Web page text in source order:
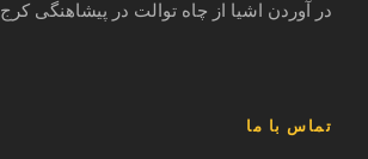
در آوردن اشیا از چاه توالت در پیشاهنگی کرج 09125877463
تماس با ما